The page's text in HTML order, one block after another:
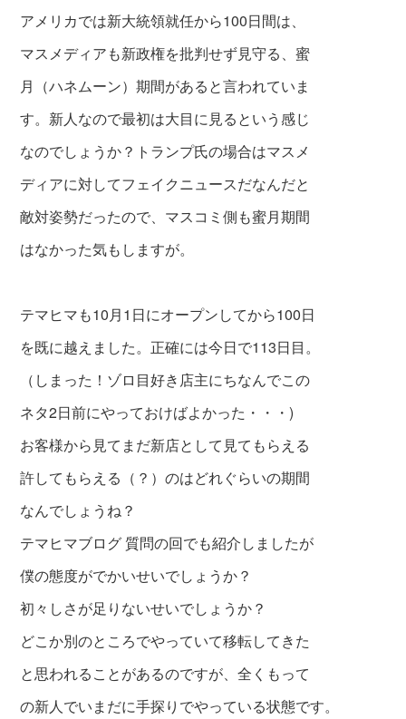
アメリカでは新大統領就任から100日間は、
マスメディアも新政権を批判せず見守る、蜜
月 （ハネムーン）期間があると言われていま
す。新人なので最初は大目に見るという感じ
なのでしょうか？ トランプ氏の場合はマスメ
ディアに対してフェイクニュースだなんだと
敵対姿勢だったので、マスコミ側も蜜月期間
はなかった気もしますが。
テマヒマも10月1日にオープンしてから100日
を既に越えました。正確には今日で113日目。
（しまった！ゾロ目好き店主にちなんでこの
ネタ2日前にやっておけばよかった・・・)
お客様から見てまだ新店として見てもらえる
許してもらえる（？）のはどれぐらいの期間
なんでしょうね？
テマヒマブログ 質問の回でも紹介しましたが
僕の態度がでかいせいでしょうか？
初々しさが足りないせいでしょうか？
どこか別のところでやっていて移転してきた
と思われることがあるのですが、全くもって
の新人でいまだに手探りでやっている状態です。